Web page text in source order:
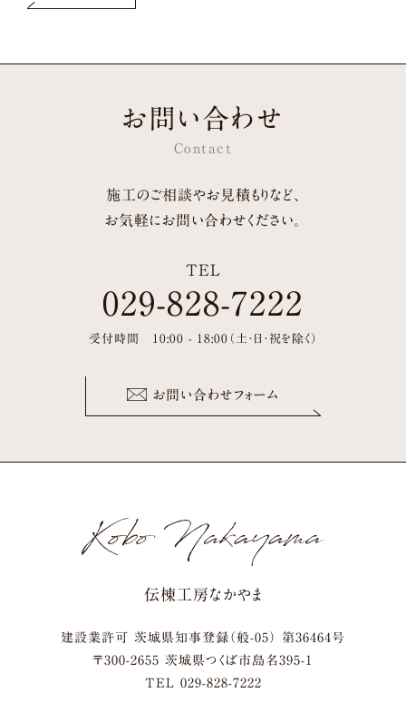
お問い合わせ
Contact
施工のご相談やお見積もりなど、
お気軽にお問い合わせください。
TEL
029-828-7222
受付時間 10:00 - 18:00（土・日・祝を除く）
お問い合わせフォーム
伝棟工房なかやま
建設業許可 茨城県知事登録（般-05） 第36464号
〒300-2655 茨城県つくば市島名395-1
TEL 029-828-7222